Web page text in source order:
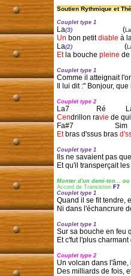
Soutien Rythmique et
Couplet type 1
La(3)
                            (
Un bon petit diable à
La(2)
                             (
Et la bouche pleine de
Couplet type 1
Il lui dit :" Bonjour,
Couplet type 2
Cendrillon ravie de
Et bras d'ssus bras
Couplet type 1
Et qu'il transperçait
Accord de Transistion F7
Quand il se fit tendre,
Ni dans l'échancrure
Sur sa bouche en feu
Et c'fut l'plus
Couplet type 2
Des milliards de fois,